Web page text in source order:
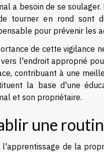
a besoin de se
tourner en rond sont
pour prévenir les
de cette vigilance
l'endroit approprié
contribuant à une
la base d'une
et son propriétaire.
une
l'apprentissage de la